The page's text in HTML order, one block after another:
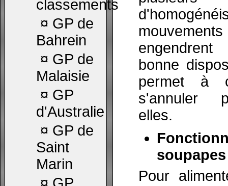
classements
¤ GP de
Bahrein
¤ GP de
Malaisie
¤ GP
d'Australie
¤ GP de
Saint
Marin
bonne
permet à
s'annuler
elles.
soupapes
Pour